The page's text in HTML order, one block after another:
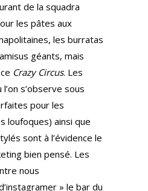
de la squadra
les pâtes aux
les burratas
géants, mais
Crazy Circus. Les
s’observe sous
pour les
loufoques) ainsi que
sont à l’évidence le
bien pensé. Les
nous
» le bar du